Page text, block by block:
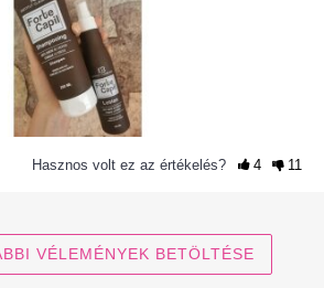
Hasznos volt ez az értékelés? 4 11
VÉLEMÉNYEK BETÖLTÉSE